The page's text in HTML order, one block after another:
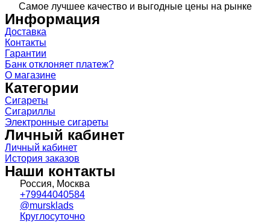
Самое лучшее качество и выгодные цены на рынке
Информация
Доставка
Контакты
Гарантии
Банк отклоняет платеж?
О магазине
Категории
Сигареты
Сигариллы
Электронные сигареты
Личный кабинет
Личный кабинет
История заказов
Наши контакты
Россия, Москва
+79944040584
@mursklads
Круглосуточно